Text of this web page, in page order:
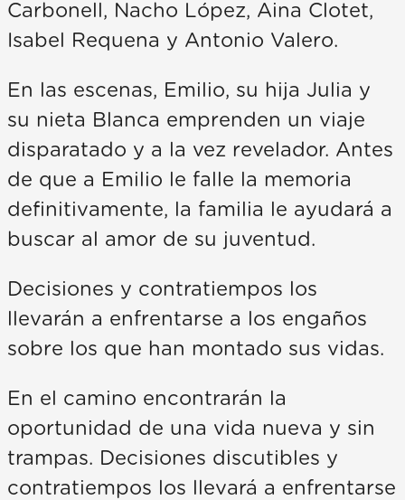
Carbonell, Nacho López, Aina Clotet,
Isabel Requena y Antonio Valero.
En las escenas, Emilio, su hija Julia y
su nieta Blanca emprenden un viaje
disparatado y a la vez revelador. Antes
de que a Emilio le falle la memoria
definitivamente, la familia le ayudará a
buscar al amor de su juventud.
Decisiones y contratiempos los
llevarán a enfrentarse a los engaños
sobre los que han montado sus vidas.
En el camino encontrarán la
oportunidad de una vida nueva y sin
trampas. Decisiones discutibles y
contratiempos los llevará a enfrentarse